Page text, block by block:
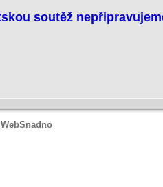
soutěž
WebSnadno